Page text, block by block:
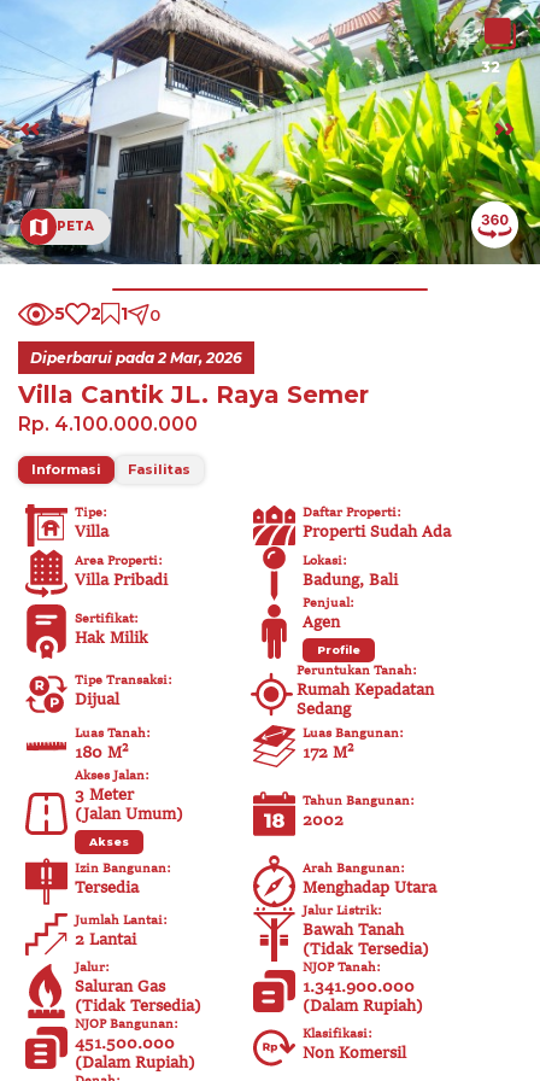
32
PETA
5 2 1 0
Diperbarui pada 2 Mar, 2026
Villa Cantik JL. Raya Semer
Rp. 4.100.000.000
Informasi Fasilitas
Tipe:
Villa
Daftar Properti:
Properti Sudah Ada
Area Properti:
Villa Pribadi
Lokasi:
Badung, Bali
Sertifikat:
Hak Milik
Penjual:
Agen
Profile
Tipe Transaksi:
Dijual
Peruntukan Tanah:
Rumah Kepadatan
Sedang
Luas Tanah:
180 M²
Luas Bangunan:
172 M²
Akses Jalan:
3 Meter
(Jalan Umum)
Akses
Tahun Bangunan:
2002
Izin Bangunan:
Tersedia
Arah Bangunan:
Menghadap Utara
Jumlah Lantai:
2 Lantai
Jalur Listrik:
Bawah Tanah
(Tidak Tersedia)
Jalur:
Saluran Gas
(Tidak Tersedia)
NJOP Tanah:
1.341.900.000
(Dalam Rupiah)
NJOP Bangunan:
451.500.000
(Dalam Rupiah)
Klasifikasi:
Non Komersil